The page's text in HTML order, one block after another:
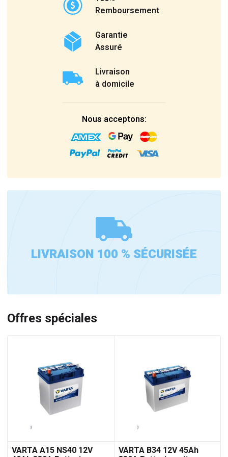
Remboursement
Garantie
Assuré
Livraison
à domicile
Nous acceptons:
LIVRAISON 100 % SÉCURISÉE
Offres spéciales
VARTA A15 NS40 12V VARTA B34 12V 45Ah